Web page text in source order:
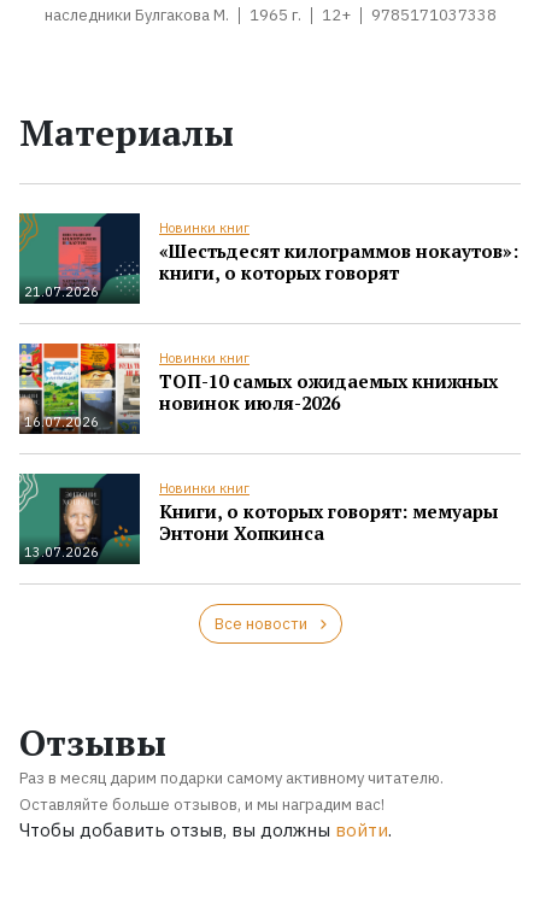
наследники Булгакова М. 1965 г. 12+ 9785171037338
Материалы
21.07.2026
Новинки книг
«Шестьдесят килограммов нокаутов»:
книги, о которых говорят
16.07.2026
Новинки книг
ТОП-10 самых ожидаемых книжных
новинок июля-2026
13.07.2026
Новинки книг
Книги, о которых говорят: мемуары
Энтони Хопкинса
Все новости
Отзывы
Раз в месяц дарим подарки самому активному читателю.
Оставляйте больше отзывов, и мы наградим вас!
Чтобы добавить отзыв, вы должны войти.